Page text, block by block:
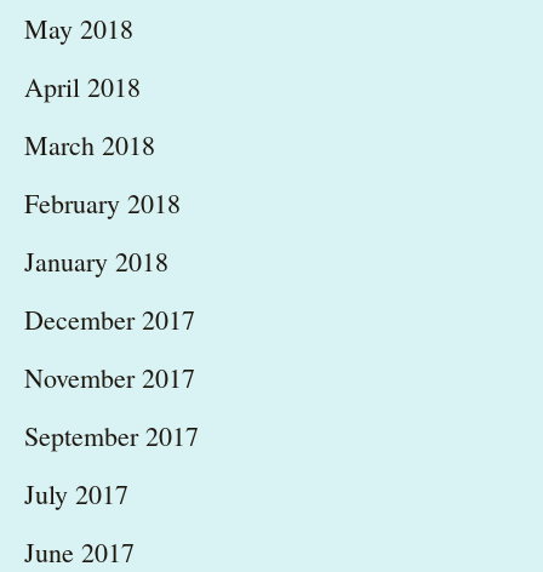
May 2018
April 2018
March 2018
February 2018
January 2018
December 2017
November 2017
September 2017
July 2017
June 2017